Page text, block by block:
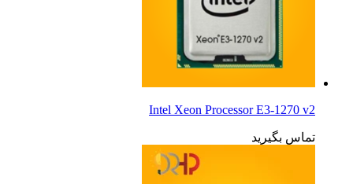
Intel Xeon Processor E3-1270 v2
تماس بگیرید